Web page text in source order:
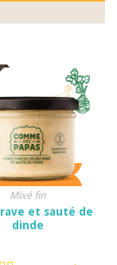
6 mois
Mixé fin
et sauté de
dinde